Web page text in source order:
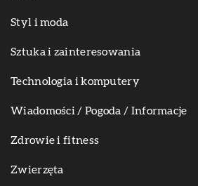
Styl i moda
Sztuka i zainteresowania
Technologia i komputery
Wiadomości / Pogoda / Informacje
Zdrowie i fitness
Zwierzęta